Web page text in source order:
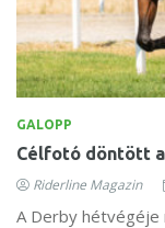
GALOPP
Célfotó döntött a
Riderline Magazin
A Derby hétvégéje